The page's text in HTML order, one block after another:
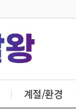
계절/환경